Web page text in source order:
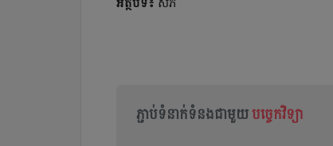
អត្ថបទ៖ សំភី
ភ្ជាប់ទំនាក់ទំនងជាមួយ បច្ចេកវិទ្យា